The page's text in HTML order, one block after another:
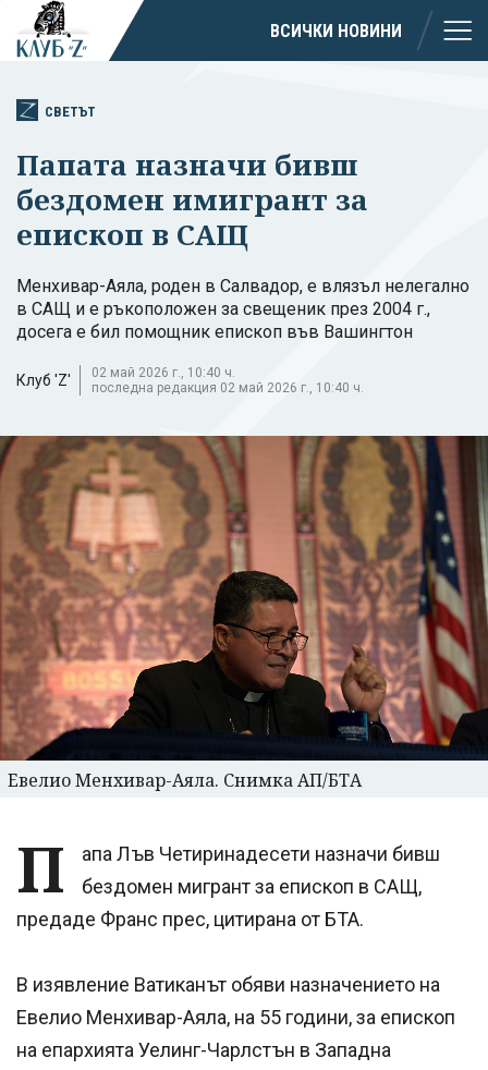
ВСИЧКИ НОВИНИ
СВЕТЪТ
Папата назначи бивш
бездомен имигрант за
епископ в САЩ
Менхивар-Аяла, роден в Салвадор, е влязъл нелегално
в САЩ и е ръкоположен за свещеник през 2004 г.,
досега е бил помощник епископ във Вашингтон
Клуб 'Z'
02 май 2026 г., 10:40 ч.
последна редакция 02 май 2026 г., 10:40 ч.
Евелио Менхивар-Аяла. Снимка АП/БТА
П
апа Лъв Четиринадесети назначи бивш
бездомен мигрант за епископ в САЩ,
предаде Франс прес, цитирана от БТА.
В изявление Ватиканът обяви назначението на
Евелио Менхивар-Аяла, на 55 години, за епископ
на епархията Уелинг-Чарлстън в Западна